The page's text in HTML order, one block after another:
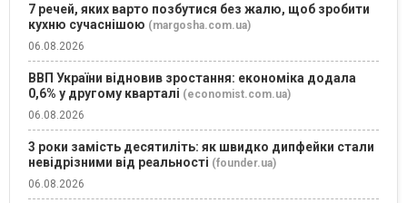
7 речей, яких варто позбутися без жалю, щоб зробити
кухню сучаснішою (margosha.com.ua)
06.08.2026
ВВП України відновив зростання: економіка додала
0,6% у другому кварталі (economist.com.ua)
06.08.2026
3 роки замість десятиліть: як швидко дипфейки стали
невідрізними від реальності (founder.ua)
06.08.2026